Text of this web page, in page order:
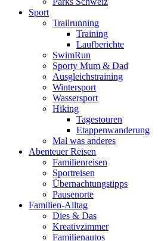
Sport
Trailrunning
Training
Laufberichte
SwimRun
Sporty Mum & Dad
Ausgleichstraining
Wintersport
Wassersport
Hiking
Tagestouren
Etappenwanderung
Mal was anderes
Abenteuer Reisen
Familienreisen
Sportreisen
Übernachtungstipps
Pausenorte
Familien-Alltag
Dies & Das
Kreativzimmer
Familienautos